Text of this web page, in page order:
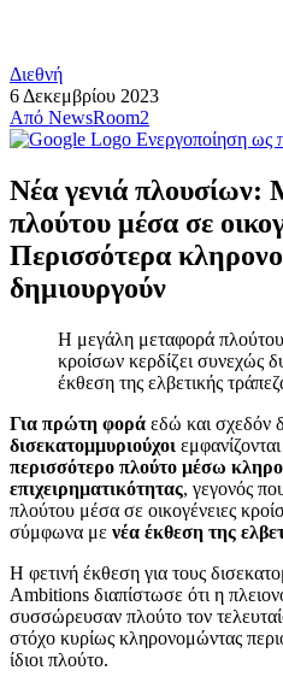
Διεθνή
6 Δεκεμβρίου 2023
Από NewsRoom2
Ενεργοποίηση ως
Νέα γενιά
πλούτου μέσα σε
Περισσότερα
δημιουργούν
Η μεγάλη μεταφορά πλούτου
κροίσων κερδίζει συνεχώς
έκθεση της ελβετικής
Για πρώτη φορά εδώ και σχεδόν
δισεκατομμυριούχοι
περισσότερο πλούτο μέσω
επιχειρηματικότητας, γεγονός
πλούτου μέσα σε οικογένειες
σύμφωνα με νέα έκθεση της
Η φετινή έκθεση για τους
Ambitions διαπίστωσε ότι η
συσσώρευσαν πλούτο τον
στόχο κυρίως κληρονομώντας
ίδιοι πλούτο.